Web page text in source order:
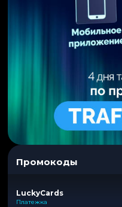
Промокоды
LuckyCards
Платежка